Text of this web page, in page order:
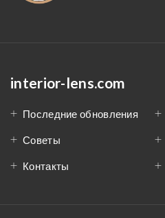
interior-lens.com
Последние обновления
Советы
Контакты